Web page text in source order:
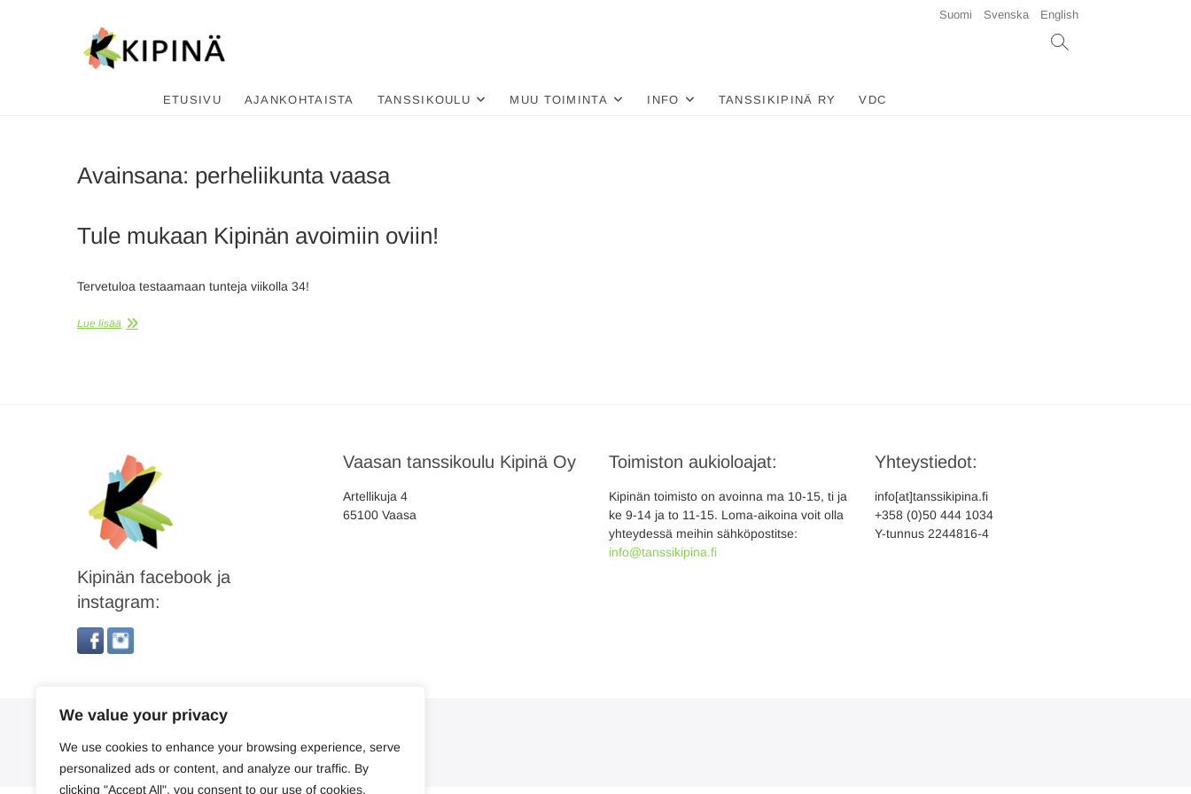
We value your privacy
We use cookies to enhance your browsing experience, serve
personalized ads or content, and analyze our traffic. By
clicking "Accept All", you consent to our use of cookies.
Suomi Svenska English
ETUSIVU AJANKOHTAISTA TANSSIKOULU MUU TOIMINTA INFO TANSSIKIPINÄ RY VDC
Avainsana: perheliikunta vaasa
Tule mukaan Kipinän avoimiin oviin!
Tervetuloa testaamaan tunteja viikolla 34!
Lue lisää
Kipinän facebook ja
instagram:
Vaasan tanssikoulu Kipinä Oy
Artellikuja 4
65100 Vaasa
Toimiston aukioloajat:
Kipinän toimisto on avoinna ma 10-15, ti ja
ke 9-14 ja to 11-15. Loma-aikoina voit olla
yhteydessä meihin sähköpostitse:
info@tanssikipina.fi
Yhteystiedot:
info[at]tanssikipina.fi
+358 (0)50 444 1034
Y-tunnus 2244816-4